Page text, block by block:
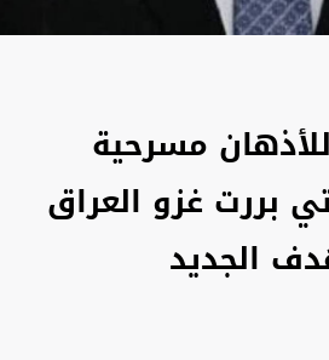
مسرحية
بررت غزو العراق
الجديد